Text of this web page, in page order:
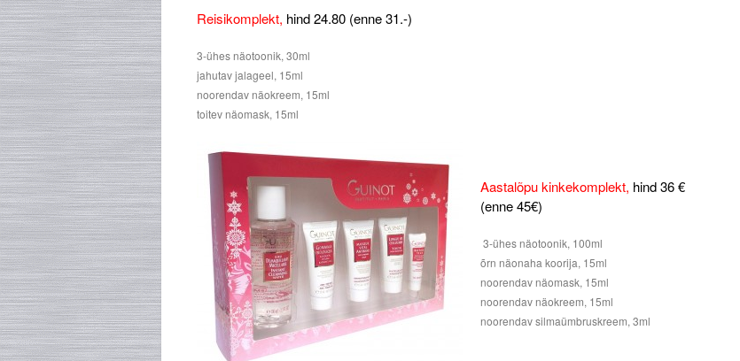
Reisikomplekt, hind 24.80 (enne 31.-)
3-ühes näotoonik, 30ml
jahutav jalageel, 15ml
noorendav näokreem, 15ml
toitev näomask, 15ml
Aastalõpu kinkekomplekt, hind 36 €
(enne 45€)
3-ühes näotoonik, 100ml
õrn näonaha koorija, 15ml
noorendav näomask, 15ml
noorendav näokreem, 15ml
noorendav silmaümbruskreem, 3ml